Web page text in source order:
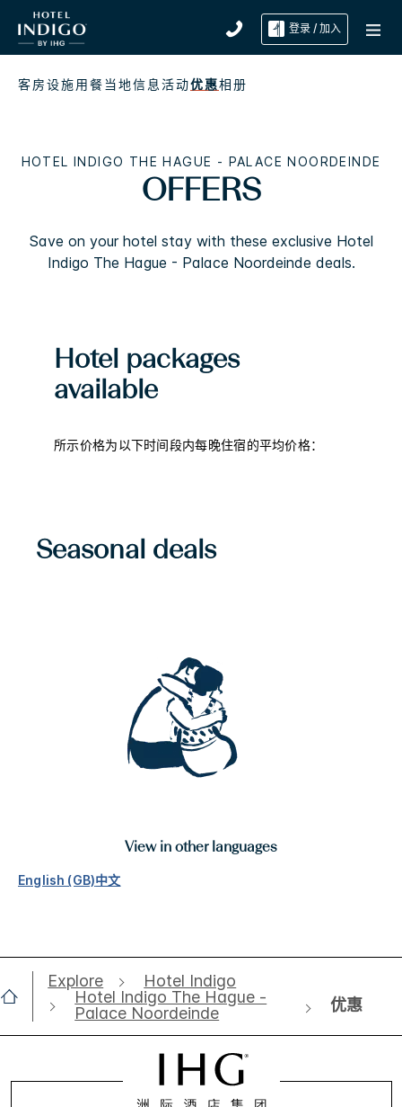
登录 / 加入
客房设施用餐当地信息活动优惠相册
HOTEL INDIGO THE HAGUE - PALACE NOORDEINDE
OFFERS
Save on your hotel stay with these exclusive Hotel
Indigo The Hague - Palace Noordeinde deals.
Hotel packages
available
所示价格为以下时间段内每晚住宿的平均价格：
Seasonal deals
View in other languages
English (GB)中文
Explore
Hotel Indigo
Hotel Indigo The Hague -
Palace Noordeinde
优惠